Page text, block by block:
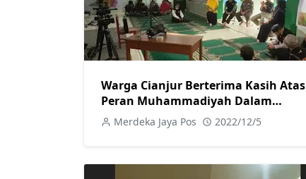
Warga Cianjur Berterima Kasih Atas
Peran Muhammadiyah Dalam
Menangani Korban Gempa
Merdeka Jaya Pos 2022/12/5